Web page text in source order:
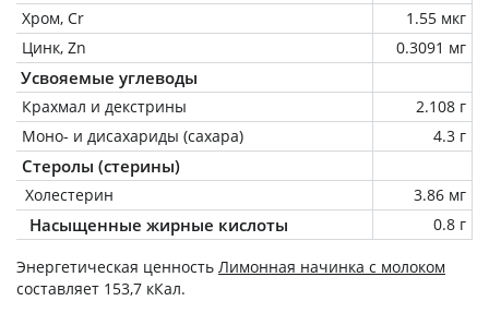
Хром, Cr
1.55 мкг
Цинк, Zn
0.3091 мг
Усвояемые углеводы
Крахмал и декстрины
2.108 г
Моно- и дисахариды (сахара)
4.3 г
Стеролы (стерины)
Холестерин 3.86 мг
Насыщенные жирные кислоты 0.8 г
Энергетическая ценность Лимонная начинка с молоком
составляет 153,7 кКал.